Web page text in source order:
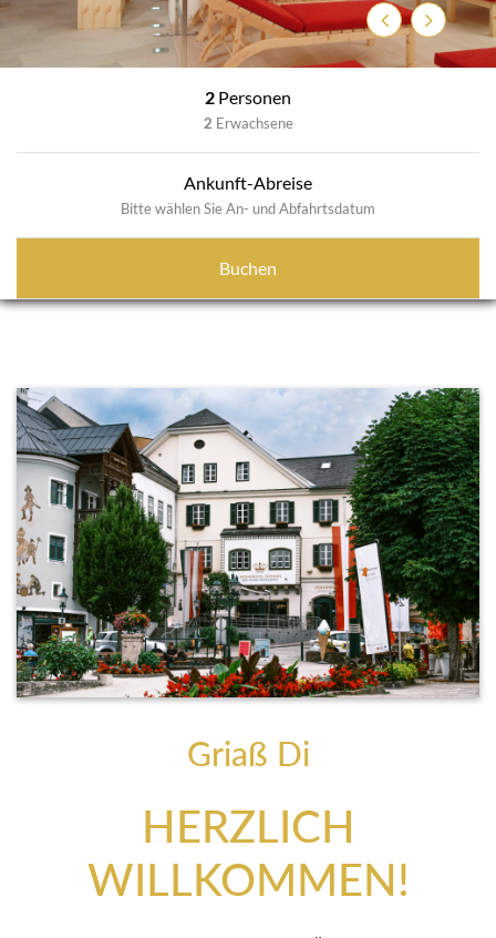
ZurückWeiter
2 Personen
2 Erwachsene
Ankunft-Abreise
Bitte wählen Sie An- und Abfahrtsdatum
Buchen
Griaß Di
HERZLICH
WILLKOMMEN!